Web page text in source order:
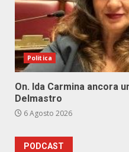
Politica
On. Ida Carmina ancora
Delmastro
6 Agosto 2026
PODCAST